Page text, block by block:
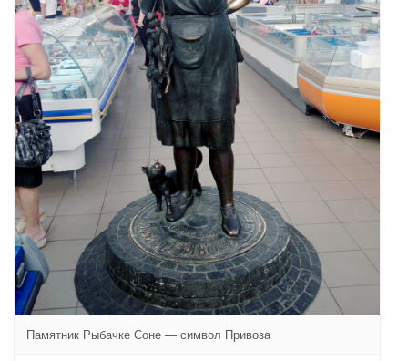
Памятник Рыбачке Соне — символ Привоза